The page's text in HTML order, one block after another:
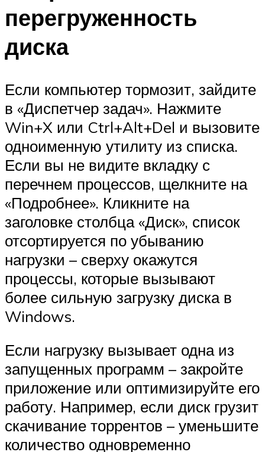
перегруженность
диска
Если компьютер тормозит, зайдите
в «Диспетчер задач». Нажмите
Win+X или Ctrl+Alt+Del и вызовите
одноименную утилиту из списка.
Если вы не видите вкладку с
перечнем процессов, щелкните на
«Подробнее». Кликните на
заголовке столбца «Диск», список
отсортируется по убыванию
нагрузки – сверху окажутся
процессы, которые вызывают
более сильную загрузку диска в
Windows.
Если нагрузку вызывает одна из
запущенных программ – закройте
приложение или оптимизируйте его
работу. Например, если диск грузит
скачивание торрентов – уменьшите
количество одновременно